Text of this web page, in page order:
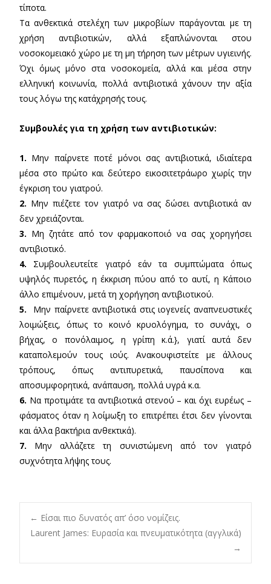
τίποτα.
Τα ανθεκτικά στελέχη των μικροβίων παράγονται με τη
χρήση αντιβιοτικών, αλλά εξαπλώνονται στου
νοσοκομειακό χώρο με τη μη τήρηση των μέτρων υγιεινής.
Όχι όμως μόνο στα νοσοκομεία, αλλά και μέσα στην
ελληνική κοινωνία, πολλά αντιβιοτικά χάνουν την αξία
τους λόγω της κατάχρησής τους.
Συμβουλές για τη χρήση των αντιβιοτικών:
1. Μην παίρνετε ποτέ μόνοι σας αντιβιοτικά, ιδιαίτερα
μέσα στο πρώτο και δεύτερο εικοσιτετράωρο χωρίς την
έγκριση του γιατρού.
2. Μην πιέζετε τον γιατρό να σας δώσει αντιβιοτικά αν
δεν χρειάζονται.
3. Μη ζητάτε από τον φαρμακοποιό να σας χορηγήσει
αντιβιοτικό.
4. Συμβουλευτείτε γιατρό εάν τα συμπτώματα όπως
υψηλός πυρετός, η έκκριση πύου από το αυτί, η Κάποιο
άλλο επιμένουν, μετά τη χορήγηση αντιβιοτικού.
5. Μην παίρνετε αντιβιοτικά στις ιογενείς αναπνευστικές
λοιμώξεις, όπως το κοινό κρυολόγημα, το συνάχι, ο
βήχας, ο πονόλαιμος, η γρίπη κ.ά.}, γιατί αυτά δεν
καταπολεμούν τους ιούς. Ανακουφιστείτε με άλλους
τρόπους, όπως αντιπυρετικά, παυσίπονα και
αποσυμφορητικά, ανάπαυση, πολλά υγρά κ.α.
6. Να προτιμάτε τα αντιβιοτικά στενού – και όχι ευρέως –
φάσματος όταν η λοίμωξη το επιτρέπει έτσι δεν γίνονται
και άλλα βακτήρια ανθεκτικά).
7. Μην αλλάζετε τη συνιστώμενη από τον γιατρό
συχνότητα λήψης τους.
Post
navigation
← Είσαι πιο δυνατός απ’ όσο νομίζεις.
Laurent James: Ευρασία και πνευματικότητα (αγγλικά)
→